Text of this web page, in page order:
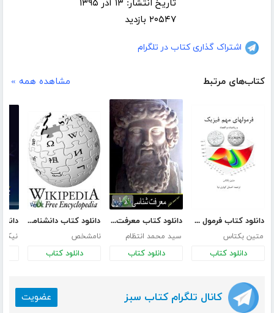
تاریخ انتشار: ۱۳ آذر ۱۳۹۵
۲۰۵۴۷ بازدید
اشتراک گذاری کتاب در تلگرام
کتاب‌های مرتبط مشاهده همه »
دانلود کتاب فرمول های مهم فیزیک، ریاضیات و اقتصاد
متین بکتاس
دانلود کتاب
دانلود کتاب معرفت شناسى افلاطون
سید محمد انتظام
دانلود کتاب
دانلود کتاب دانشنامه آفلاین ویکی پدیای فارسی
نامشخص
دانلود کتاب
نیکلا
کانال تلگرام کتاب سبز عضویت